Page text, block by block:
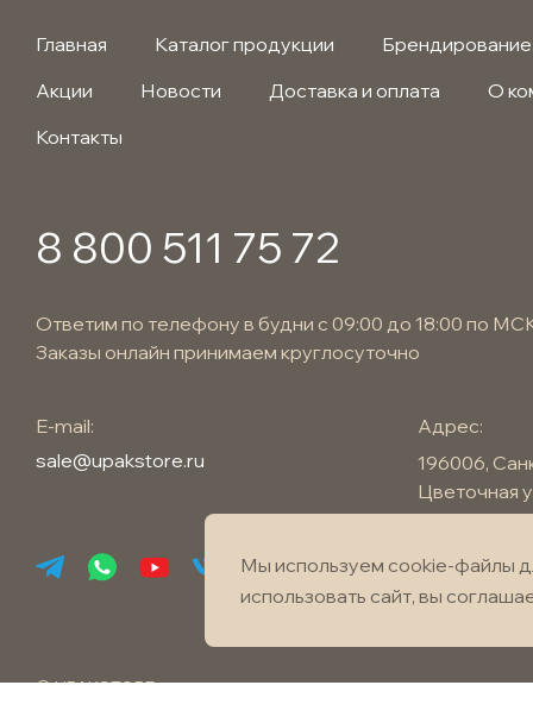
Главная Каталог продукции
Акции
Новости Доставка и оплата О
Контакты
8 800 511 75 72
Ответим по телефону в будни с 09:00 до 18:00 по
Заказы онлайн принимаем круглосуточно
E-mail:
sale@upakstore.ru
Адрес:
196006,
Цветочная
© UPAKSTORE
Мы используем cookie-файлы
использовать сайт, вы